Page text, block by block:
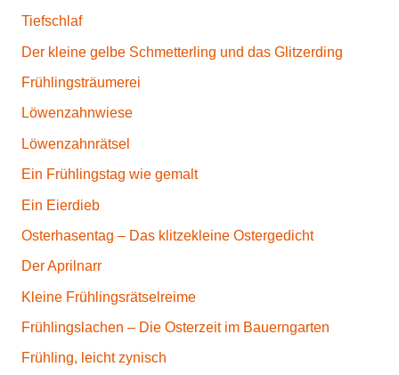
Tiefschlaf
Der kleine gelbe Schmetterling und das Glitzerding
Frühlingsträumerei
Löwenzahnwiese
Löwenzahnrätsel
Ein Frühlingstag wie gemalt
Ein Eierdieb
Osterhasentag – Das klitzekleine Ostergedicht
Der Aprilnarr
Kleine Frühlingsrätselreime
Frühlingslachen – Die Osterzeit im Bauerngarten
Frühling, leicht zynisch